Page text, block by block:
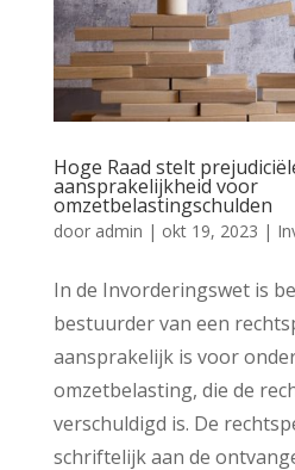
Hoge Raad stelt
aansprakelijkheid voor
omzetbelastingschulden
door admin | okt 19, 2023 |
In de Invorderingswet is
bestuurder van een
aansprakelijk is voor
omzetbelasting, die de
verschuldigd is. De
schriftelijk aan de